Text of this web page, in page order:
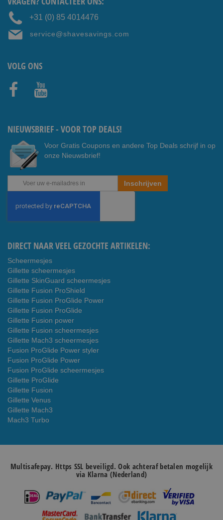
+31 (0) 85 4014476
service@shavesavings.com
VOLG ONS
NIEUWSBRIEF - VOOR TOP DEALS!
Voor Gratis Coupons en andere Top Deals schrijf in op
onze Nieuwsbrief!
Abonneer
u
onze
nieuwsbrief
Inschrijven
DIRECT NAAR VEEL GEZOCHTE ARTIKELEN:
Scheermesjes
Gillette scheermesjes
Gillette SkinGuard scheermesjes
Gillette Fusion ProShield
Gillette Fusion ProGlide Power
Gillette Fusion ProGlide
Gillette Fusion power
Gillette Fusion scheermesjes
Gillette Mach3 scheermesjes
Fusion ProGlide Power styler
Fusion ProGlide Power
Fusion ProGlide scheermesjes
Gillette ProGlide
Gillette Fusion
Gillette Venus
Gillette Mach3
Mach3 Turbo
Multisafepay. Https SSL beveiligd. Ook achteraf betalen mogelijk
via Klarna (Nederland)